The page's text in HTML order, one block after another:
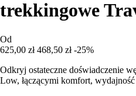
trekkingowe
Od
625,00 zł 468,50 zł -25%
Odkryj ostateczne doświadczenie
Low, łączącymi komfort,